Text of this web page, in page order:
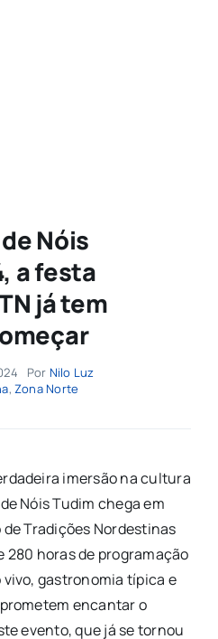
Nóis
a festa
já tem
Por Nilo Luz
,Zona Norte
imersão na cultura
Nóis Tudim chega em
de Tradições Nordestinas
280 horas de programação
gastronomia típica e
encantar o
evento, que já se tornou